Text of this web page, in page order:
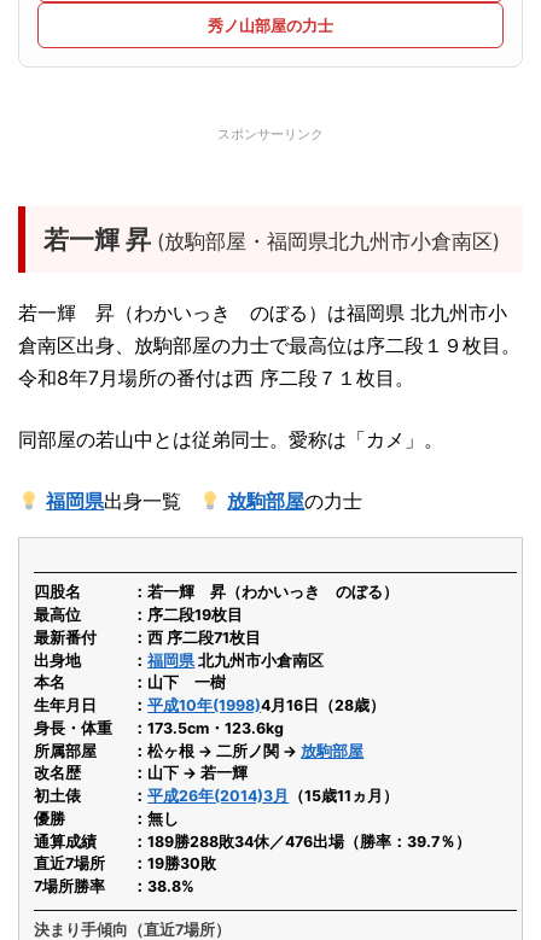
秀ノ山部屋の力士
スポンサーリンク
若一輝 昇 (放駒部屋・福岡県北九州市小倉南区)
若一輝 昇（わかいっき のぼる）は福岡県 北九州市小
倉南区出身、放駒部屋の力士で最高位は序二段１９枚目。
令和8年7月場所の番付は西 序二段７１枚目。
同部屋の若山中とは従弟同士。愛称は「カメ」。
福岡県出身一覧 放駒部屋の力士
四股名
若一輝 昇（わかいっき のぼる）
最高位
序二段19枚目
最新番付
西 序二段71枚目
出身地
福岡県 北九州市小倉南区
本名
山下 一樹
生年月日
平成10年(1998)4月16日（28歳）
身長・体重
173.5cm・123.6kg
所属部屋
松ヶ根 → 二所ノ関 →放駒部屋
改名歴
山下 → 若一輝
初土俵
平成26年(2014)3月
（15歳11ヵ月）
優勝
無し
通算成績
189勝288敗34休／476出場（勝率：39.7％）
直近7場所
19勝30敗
7場所勝率
38.8%
決まり手傾向（直近7場所）